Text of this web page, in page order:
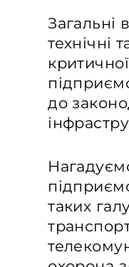
Загальні
технічні
до
таких